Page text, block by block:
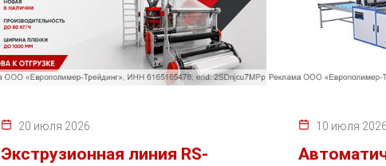
20 июля 2026
Экструзионная линия RS-
10 июля 2026